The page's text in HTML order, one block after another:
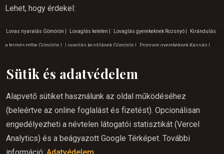
Lehet, hogy érdekel:
Lovas nyaralás Gömörön Lovaglás keleten Lovaglás gyerekeknek Rozsnyó Kirándulás
a természetbe Gömörön Lovaglás kezdőknek Gömörön Program gyerekeknek Kassán
Lovaglás a hétvégén Várhoszuréten| Nyáron lovaglás gömörön
gyerekeknek Lucskán
Élményturizmus Rozsnyó Családi kirándulások Gömörön Lovaglás a természetbe
Lucskán Lovaglás Várhoszuréten Hova menjünk kirándulni a Krasznahorkai
természetbe Kirándulás a természetbe Várhosuréten Lovaglás a természetbe
Sütik és adatvédelem
Alapvető sütiket használunk az oldal működéséhez
(beleértve az online foglalást és fizetést). Opcionálisan
engedélyezheti a névtelen látogatói statisztikát (Vercel
Analytics) és a beágyazott Google Térképet. További